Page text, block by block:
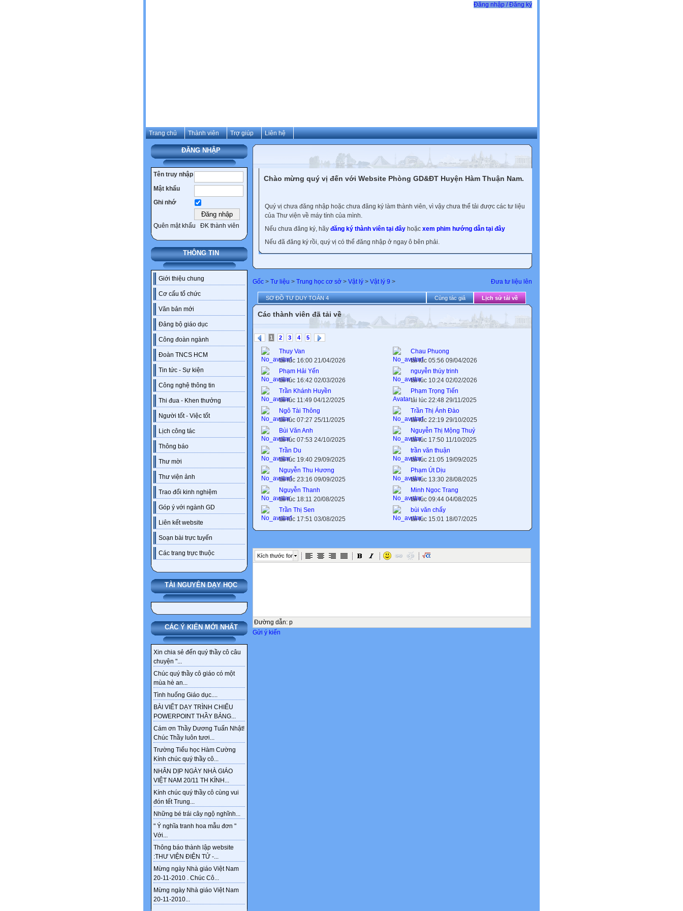
Đăng nhập / Đăng ký
Trang chủ Thành viên Trợ giúp Liên hệ
ĐĂNG NHẬP
Tên truy nhập
Mật khẩu
Ghi nhớ
Quên mật khẩu ĐK thành viên
THÔNG TIN
Giới thiệu chung
Cơ cấu tổ chức
Văn bản mới
Đảng bộ giáo dục
Công đoàn ngành
Đoàn TNCS HCM
Tin tức - Sự kiện
Công nghệ thông tin
Thi đua - Khen thưởng
Người tốt - Việc tốt
Lịch công tác
Thông báo
Thư mời
Thư viện ảnh
Trao đổi kinh nghiệm
Góp ý với ngành GD
Liên kết website
Soạn bài trực tuyến
Các trang trực thuộc
TÀI NGUYÊN DẠY HỌC
CÁC Ý KIẾN MỚI NHẤT
Xin chia sẻ đến quý thầy cô câu
chuyện "...
Chúc quý thầy cô giáo có một
mùa hè an...
Tình huống Giáo dục....
BÀI VIẾT DẠY TRÌNH CHIẾU
POWERPOINT THẦY BẢNG...
Cám ơn Thầy Dương Tuấn Nhật!
Chúc Thầy luôn tươi...
Trường Tiểu học Hàm Cường
Kính chúc quý thầy cô...
NHÂN DỊP NGÀY NHÀ GIÁO
VIỆT NAM 20/11 TH KÍNH...
Kính chúc quý thầy cô cùng vui
đón tết Trung...
Những bé trái cây ngộ nghĩnh...
" Ý nghĩa tranh hoa mẫu đơn "
Với...
Thông báo thành lập website
:THƯ VIỆN ĐIỆN TỬ -...
Mừng ngày Nhà giáo Việt Nam
20-11-2010 . Chúc Cô...
Mừng ngày Nhà giáo Việt Nam
20-11-2010...
Chào mừng quý vị đến với Website Phòng GD&ĐT Huyện Hàm Thuận Nam.
Quý vị chưa đăng nhập hoặc chưa đăng ký làm thành viên, vì vậy chưa thể tải được các tư liệu
của Thư viện về máy tính của mình.
Nếu chưa đăng ký, hãy đăng ký thành viên tại đây hoặc xem phim hướng dẫn tại đây
Nếu đã đăng ký rồi, quý vị có thể đăng nhập ở ngay ô bên phải.
Đưa tư liệu lên
Gốc > Tư liệu > Trung học cơ sở > Vật lý > Vật lý 9 >
SƠ ĐỒ TƯ DUY TOÁN 4 Cùng tác giả Lịch sử tải về
Các thành viên đã tải về
1 2 3 4 5
Thuy Van
tải lúc 16:00 21/04/2026
Chau Phuong
tải lúc 05:56 09/04/2026
Phạm Hải Yến
tải lúc 16:42 02/03/2026
nguyễn thúy trinh
tải lúc 10:24 02/02/2026
Trần Khánh Huyền
tải lúc 11:49 04/12/2025
Phạm Trọng Tiến
tải lúc 22:48 29/11/2025
Ngô Tài Thông
tải lúc 07:27 25/11/2025
Trần Thị Ánh Đào
tải lúc 22:19 29/10/2025
Bùi Văn Anh
tải lúc 07:53 24/10/2025
Nguyễn Thị Mộng Thuỷ
tải lúc 17:50 11/10/2025
Trần Du
tải lúc 19:40 29/09/2025
trần văn thuận
tải lúc 21:05 19/09/2025
Nguyễn Thu Hương
tải lúc 23:16 09/09/2025
Phạm Út Dịu
tải lúc 13:30 28/08/2025
Nguyễn Thanh
tải lúc 18:11 20/08/2025
Minh Ngoc Trang
tải lúc 09:44 04/08/2025
Trần Thị Sen
tải lúc 17:51 03/08/2025
bùi văn chấy
tải lúc 15:01 18/07/2025
Kích thước font
Đường dẫn: p
Gửi ý kiến